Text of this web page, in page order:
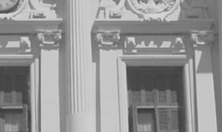
Reglamentos
Documentos